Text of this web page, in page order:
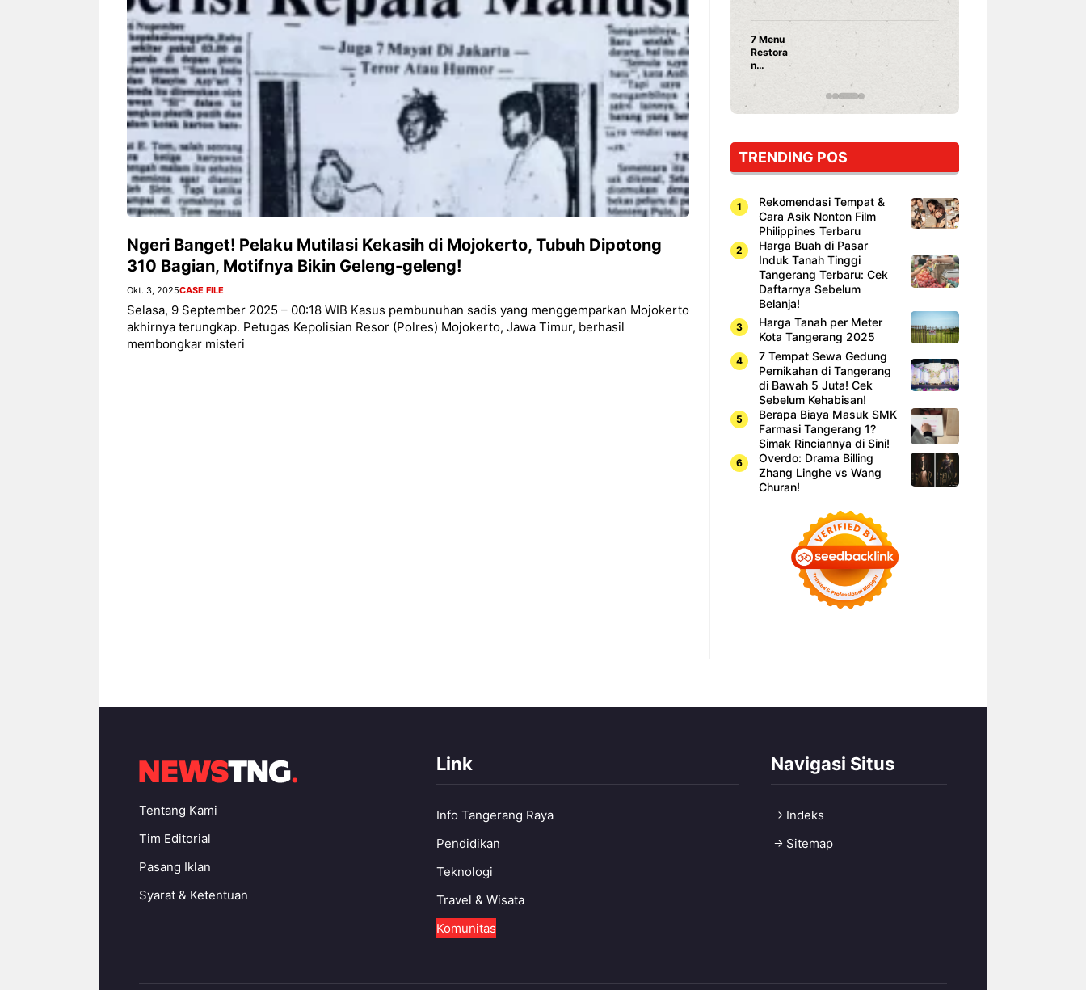
Ngeri Banget! Pelaku Mutilasi Kekasih di Mojokerto, Tubuh Dipotong
310 Bagian, Motifnya Bikin Geleng-geleng!
Okt. 3, 2025CASE FILE
Selasa, 9 September 2025 – 00:18 WIB Kasus pembunuhan sadis yang menggemparkan Mojokerto
akhirnya terungkap. Petugas Kepolisian Resor (Polres) Mojokerto, Jawa Timur, berhasil
membongkar misteri
Nunung Srimulat & Vicky
Prasetyo Buka Restoran
Ayam Panggang! Cuma Rp
15 Ribu, Resep Rahasia
Mami Bikin Nagih!
Sambut 2026, Kakkoii
Bandung Hadirkan Pesta All
You Can Eat Mulai Rp
145.000
Dari Iseng Jadi Cuan: Kisah
TUM_ATUL yang Ubah
Hampers Jadi Bisnis Kece
7 Menu
Restora
n
yang
Dicoba,
Cuma
Sushi!
TRENDING POS
Rekomendasi Tempat &
Cara Asik Nonton Film
Philippines Terbaru
Harga Buah di Pasar
Induk Tanah Tinggi
Tangerang Terbaru: Cek
Daftarnya Sebelum
Belanja!
Harga Tanah per Meter
Kota Tangerang 2025
7 Tempat Sewa Gedung
Pernikahan di Tangerang
di Bawah 5 Juta! Cek
Sebelum Kehabisan!
Berapa Biaya Masuk SMK
Farmasi Tangerang 1?
Simak Rinciannya di Sini!
Overdo: Drama Billing
Zhang Linghe vs Wang
Churan!
Tentang Kami
Tim Editorial
Pasang Iklan
Syarat & Ketentuan
Link
Info Tangerang Raya
Pendidikan
Teknologi
Travel & Wisata
Komunitas
Navigasi Situs
Indeks
Sitemap